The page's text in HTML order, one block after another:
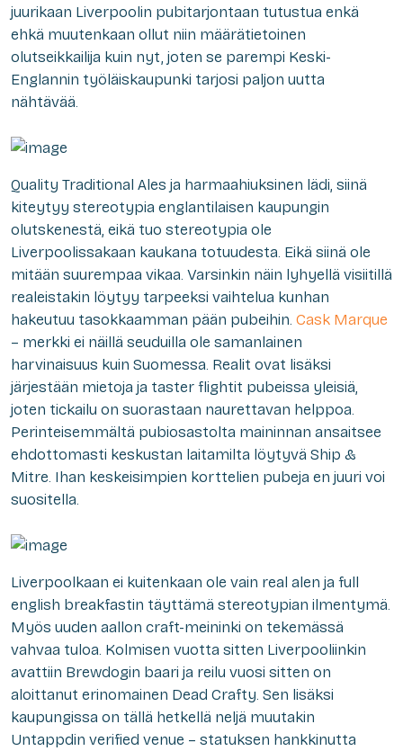
juurikaan Liverpoolin pubitarjontaan tutustua enkä
ehkä muutenkaan ollut niin määrätietoinen
olutseikkailija kuin nyt, joten se parempi Keski-
Englannin työläiskaupunki tarjosi paljon uutta
nähtävää.
Quality Traditional Ales ja harmaahiuksinen lädi, siinä
kiteytyy stereotypia englantilaisen kaupungin
olutskenestä, eikä tuo stereotypia ole
Liverpoolissakaan kaukana totuudesta. Eikä siinä ole
mitään suurempaa vikaa. Varsinkin näin lyhyellä visiitillä
realeistakin löytyy tarpeeksi vaihtelua kunhan
hakeutuu tasokkaamman pään pubeihin. Cask Marque
– merkki ei näillä seuduilla ole samanlainen
harvinaisuus kuin Suomessa. Realit ovat lisäksi
järjestään mietoja ja taster flightit pubeissa yleisiä,
joten tickailu on suorastaan naurettavan helppoa.
Perinteisemmältä pubiosastolta maininnan ansaitsee
ehdottomasti keskustan laitamilta löytyvä Ship &
Mitre. Ihan keskeisimpien korttelien pubeja en juuri voi
suositella.
Liverpoolkaan ei kuitenkaan ole vain real alen ja full
english breakfastin täyttämä stereotypian ilmentymä.
Myös uuden aallon craft-meininki on tekemässä
vahvaa tuloa. Kolmisen vuotta sitten Liverpooliinkin
avattiin Brewdogin baari ja reilu vuosi sitten on
aloittanut erinomainen Dead Crafty. Sen lisäksi
kaupungissa on tällä hetkellä neljä muutakin
Untappdin verified venue – statuksen hankkinutta